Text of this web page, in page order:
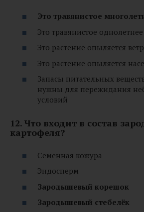
Это травянистое
Это травянистое
Это растение опыляется
Это растение опыляется
Запасы питательных
нужны для пережидания
условий
12. Что входит в состав
картофеля?
Семенная кожура
Эндосперм
Зародышевый корешок
Зародышевый стебелёк